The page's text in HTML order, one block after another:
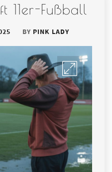
11er-Fußball
BY PINK LADY